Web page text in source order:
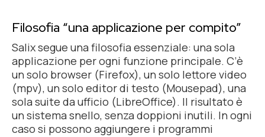
Filosofia “una applicazione per compito”
Salix segue una filosofia essenziale: una sola
applicazione per ogni funzione principale. C’è
un solo browser (Firefox), un solo lettore video
(mpv), un solo editor di testo (Mousepad), una
sola suite da ufficio (LibreOffice). Il risultato è
un sistema snello, senza doppioni inutili. In ogni
caso si possono aggiungere i programmi